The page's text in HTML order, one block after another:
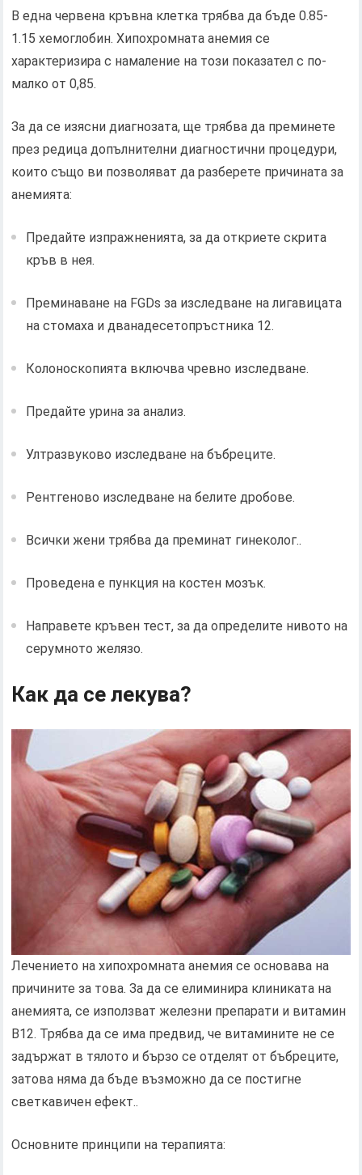
В една червена кръвна клетка трябва да бъде 0.85-
1.15 хемоглобин. Хипохромната анемия се
характеризира с намаление на този показател с по-
малко от 0,85.
За да се изясни диагнозата, ще трябва да преминете
през редица допълнителни диагностични процедури,
които също ви позволяват да разберете причината за
анемията:
Предайте изпражненията, за да откриете скрита
кръв в нея.
Преминаване на FGDs за изследване на лигавицата
на стомаха и дванадесетопръстника 12.
Колоноскопията включва чревно изследване.
Предайте урина за анализ.
Ултразвуково изследване на бъбреците.
Рентгеново изследване на белите дробове.
Всички жени трябва да преминат гинеколог..
Проведена е пункция на костен мозък.
Направете кръвен тест, за да определите нивото на
серумното желязо.
Как да се лекува?
Лечението на хипохромната анемия се основава на
причините за това. За да се елиминира клиниката на
анемията, се използват железни препарати и витамин
В12. Трябва да се има предвид, че витамините не се
задържат в тялото и бързо се отделят от бъбреците,
затова няма да бъде възможно да се постигне
светкавичен ефект..
Основните принципи на терапията: